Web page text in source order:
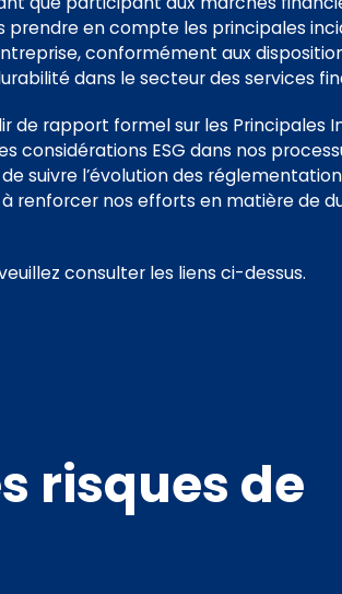
prendre en compte les principales
conformément aux
dans le secteur des services
de rapport formel sur les Principales
considérations ESG dans nos
suivre l’évolution des
à renforcer nos efforts en matière de
consulter les liens ci-dessus.
risques de